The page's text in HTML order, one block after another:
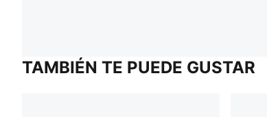
TAMBIÉN TE PUEDE GUSTAR